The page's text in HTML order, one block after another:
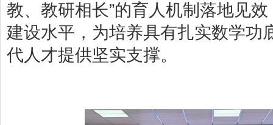
教、教研相长”的育人机制落地见
建设水平，为培养具有扎实数学功
代人才提供坚实支撑。